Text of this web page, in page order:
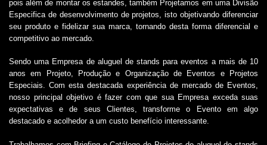
pois além de montar os estandes, também Projetamos em uma Divisão
Especifica de desenvolvimento de projetos, isto objetivando diferenciar
seu produto e fidelizar sua marca, tornando desta forma diferencial e
competitivo ao mercado.
Sendo uma Empresa de aluguel de stands para eventos a mais de 10
anos em Projeto, Produção e Organização de Eventos e Projetos
Especiais. Com esta destacada experiência de mercado de Eventos,
nosso principal objetivo é fazer com que sua Empresa exceda suas
expectativas e de seus Clientes, transforme o Evento em algo
destacado e acolhedor a um custo benefício interessante.